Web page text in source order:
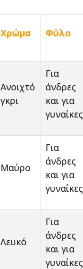
Χρώμα Φύλο
Ανοιχτό
γκρι
Για
άνδρες
και για
γυναίκες
Μαύρο
Για
άνδρες
και για
γυναίκες
Λευκό
Για
άνδρες
και για
γυναίκες